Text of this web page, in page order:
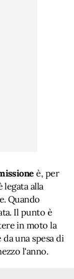
è, per
legata alla
Quando
Il punto è
in moto la
una spesa di
l'anno.